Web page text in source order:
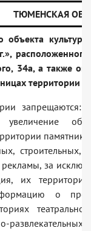
ТЮМЕНСКАЯ
34а, а также
территории
запрещаются:
за
их
о